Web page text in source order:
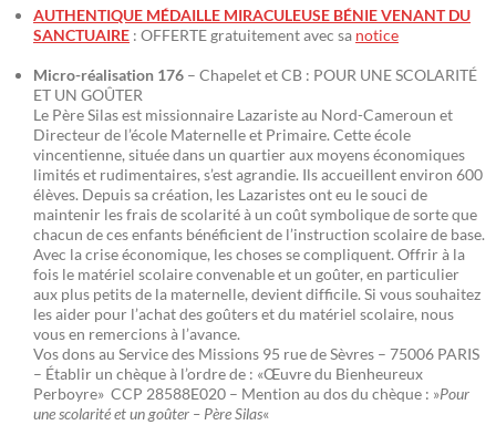
AUTHENTIQUE MÉDAILLE MIRACULEUSE BÉNIE VENANT DU
SANCTUAIRE : OFFERTE gratuitement avec sa notice
Micro-réalisation 176 – Chapelet et CB : POUR UNE SCOLARITÉ
ET UN GOÛTER
Le Père Silas est missionnaire Lazariste au Nord-Cameroun et
Directeur de l’école Maternelle et Primaire. Cette école
vincentienne, située dans un quartier aux moyens économiques
limités et rudimentaires, s’est agrandie. Ils accueillent environ 600
élèves. Depuis sa création, les Lazaristes ont eu le souci de
maintenir les frais de scolarité à un coût symbolique de sorte que
chacun de ces enfants bénéficient de l’instruction scolaire de base.
Avec la crise économique, les choses se compliquent. Offrir à la
fois le matériel scolaire convenable et un goûter, en particulier
aux plus petits de la maternelle, devient difficile. Si vous souhaitez
les aider pour l’achat des goûters et du matériel scolaire, nous
vous en remercions à l’avance.
Vos dons au Service des Missions 95 rue de Sèvres – 75006 PARIS
– Établir un chèque à l’ordre de : «Œuvre du Bienheureux
Perboyre» CCP 28588E020 – Mention au dos du chèque : »Pour
une scolarité et un goûter – Père Silas«